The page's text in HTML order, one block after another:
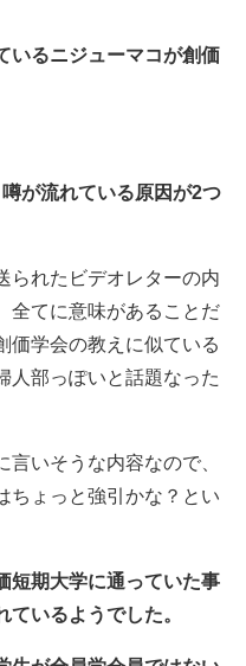
いるニジューマコが創価
が流れている原因が2つ
られたビデオレターの内
全てに意味があることだ
価学会の教えに似ている
人部っぽいと話題なった
いそうな内容なので、
ちょっと強引かな？とい
短期大学に通っていた事
いるようでした。